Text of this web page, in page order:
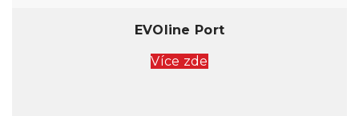
EVOline Port
Více zde